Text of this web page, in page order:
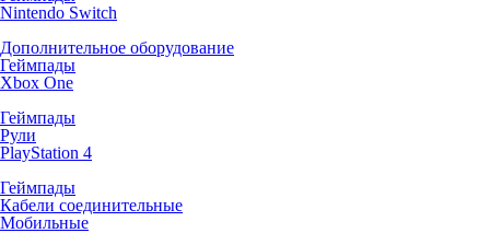
Nintendo Switch
Дополнительное оборудование
Геймпады
Xbox One
Геймпады
Рули
PlayStation 4
Геймпады
Кабели соединительные
Мобильные